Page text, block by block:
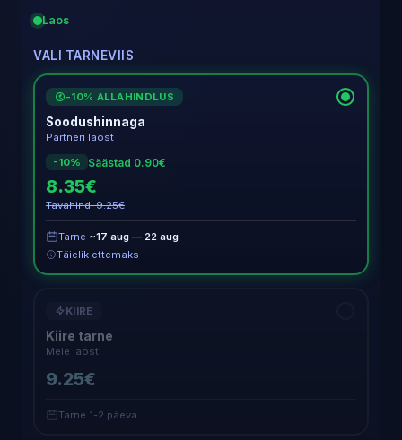
Laos
VALI TARNEVIIS
€ -10% ALLAHINDLUS
Soodushinnaga
Partneri laost
-10%
Säästad 0.90€
8.35€
Tavahind: 9.25€
Tarne ~17 aug — 22 aug
Täielik ettemaks
KIIRE
Kiire tarne
Meie laost
9.25€
Tarne 1-2 päeva